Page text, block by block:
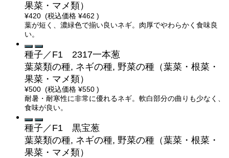
果菜・マメ類）
¥420 (税込価格 ¥462 )
葉が短く、濃緑色で揃い良いネギ。肉厚でやわらかく食味良
い。
種子／F1 2317一本葱
葉菜類の種, ネギの種, 野菜の種（葉菜・根菜・
果菜・マメ類）
¥500 (税込価格 ¥550 )
耐暑・耐寒性に非常に優れるネギ。軟白部分の曲りも少なく、
食味が良い。
種子／F1 黒宝葱
葉菜類の種, ネギの種, 野菜の種（葉菜・根菜・
果菜・マメ類）